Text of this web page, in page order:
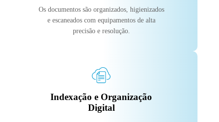
Os documentos são organizados, higienizados
e escaneados com equipamentos de alta
precisão e resolução.
Indexação e Organização
Digital